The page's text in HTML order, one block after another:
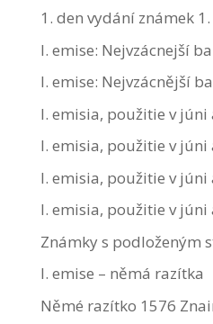
1. den vydání známek
I. emise: Nejvzácnejší
I. emise: Nejvzácnější
I. emisia, použitie v júni
I. emisia, použitie v júni
I. emisia, použitie v júni
I. emisia, použitie v júni
Známky s podloženým
I. emise – němá razítka
Němé razítko 1576